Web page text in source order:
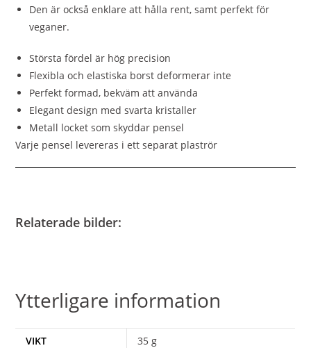
Den är också enklare att hålla rent, samt perfekt för
veganer.
Största fördel är hög precision
Flexibla och elastiska borst deformerar inte
Perfekt formad, bekväm att använda
Elegant design med svarta kristaller
Metall locket som skyddar pensel
Varje pensel levereras i ett separat plaströr
Relaterade bilder:
Ytterligare information
VIKT 35 g